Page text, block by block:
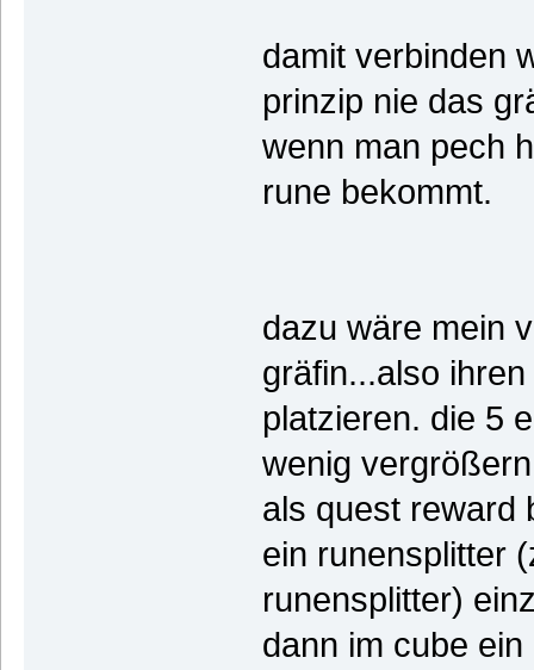
damit verbinden
prinzip nie das
wenn man pech
rune bekommt.
dazu wäre mein
gräfin...also
platzieren. die 5
wenig
als quest reward
ein runensplitter
runensplitter)
dann im cube